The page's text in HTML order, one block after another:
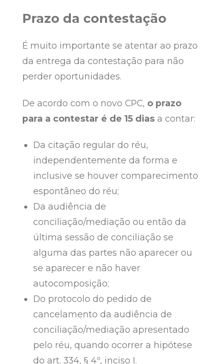
Prazo da contestação
É muito importante se atentar ao prazo
da entrega da contestação para não
perder oportunidades.
De acordo com o novo CPC, o prazo
para a contestar é de 15 diasa contar:
Da citação regular do réu,
independentemente da forma e
inclusive se houver comparecimento
espontâneo do réu;
Da audiência de
conciliação/mediação ou então da
última sessão de conciliação se
alguma das partes não aparecer ou
se aparecer e não haver
autocomposição;
Do protocolo do pedido de
cancelamento da audiência de
conciliação/mediação apresentado
pelo réu, quando ocorrer a hipótese
do art. 334, § 4º, inciso I.